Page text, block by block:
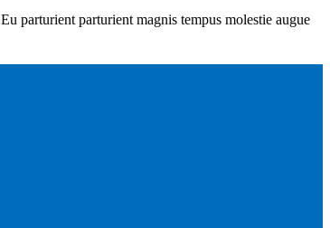
parturient parturient magnis tempus molestie augue